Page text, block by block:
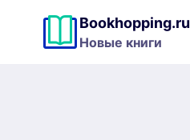
содержимому
Bookhopping.ru
Новые книги